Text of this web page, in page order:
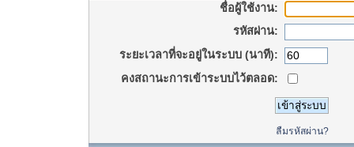
ชื่อผู้ใช้งาน:
รหัสผ่าน:
ระยะเวลาที่จะอยู่ในระบบ (นาที):
คงสถานะการเข้าระบบไว้ตลอด:
ลืมรหัสผ่าน?